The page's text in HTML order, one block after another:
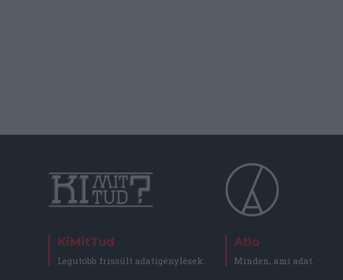
KiMitTud
Legutóbb frissült adatigénylések:
Atlo
Minden, ami adat.